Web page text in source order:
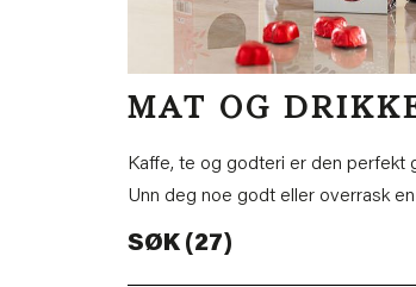
MAT OG
Kaffe, te og godteri er den perfekt
Unn deg noe godt eller overrask
SØK (27)